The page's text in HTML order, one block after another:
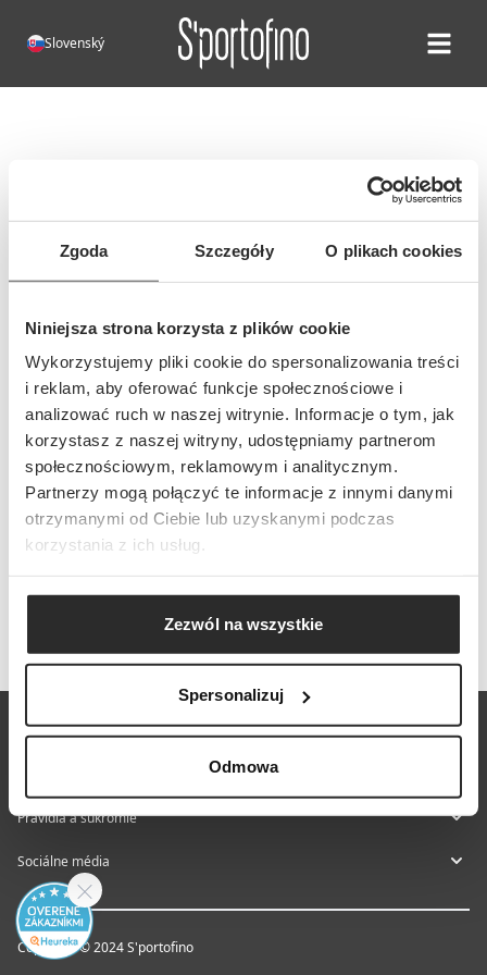
Zgoda Szczegóły O plikach cookies
Niniejsza strona korzysta z plików cookie
Wykorzystujemy pliki cookie do spersonalizowania treści
i reklam, aby oferować funkcje społecznościowe i
analizować ruch w naszej witrynie. Informacje o tym, jak
korzystasz z naszej witryny, udostępniamy partnerom
społecznościowym, reklamowym i analitycznym.
Partnerzy mogą połączyć te informacje z innymi danymi
otrzymanymi od Ciebie lub uzyskanymi podczas
korzystania z ich usług.
Zezwól na wszystkie
Spersonalizuj
Odmowa
Slovenský Open
Bohužiaľ, táto stránka neexistuje.
Adresa tejto stránky sa mohla
zmeniť alebo bola adresa zadaná
O nás
Pravidlá a súkromie
Sociálne média
Copyright © 2024 S'portofino